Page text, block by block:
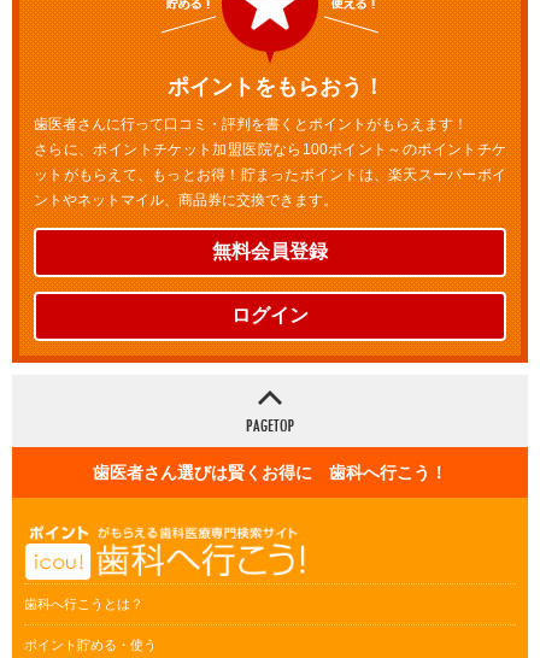
ポイントをもらおう！
歯医者さんに行って口コミ・評判を書くとポイントがもらえます！
さらに、ポイントチケット加盟医院なら100ポイント～のポイントチケ
ットがもらえて、もっとお得！貯まったポイントは、楽天スーパーポイ
ントやネットマイル、商品券に交換できます。
無料会員登録
ログイン
歯医者さん選びは賢くお得に 歯科へ行こう！
歯科へ行こうとは？
ポイント貯める・使う